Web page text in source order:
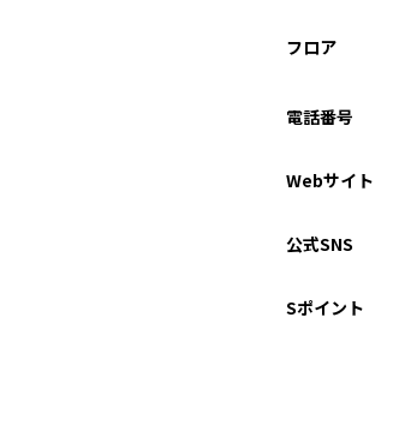
フロア
電話番号
Webサイト
公式SNS
Sポイント